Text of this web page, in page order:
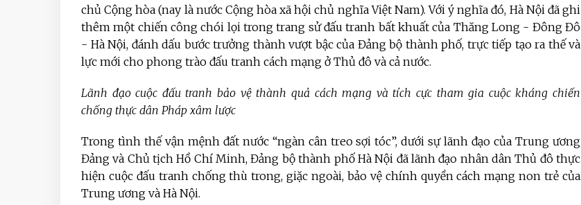
chủ Cộng hòa (nay là nước Cộng hòa xã hội chủ nghĩa Việt Nam). Với ý nghĩa đó, Hà Nội đã ghi
thêm một chiến công chói lọi trong trang sử đấu tranh bất khuất của Thăng Long - Đông Đô
- Hà Nội, đánh dấu bước trưởng thành vượt bậc của Đảng bộ thành phố, trực tiếp tạo ra thế và
lực mới cho phong trào đấu tranh cách mạng ở Thủ đô và cả nước.
Lãnh đạo cuộc đấu tranh bảo vệ thành quả cách mạng và tích cực tham gia cuộc kháng chiến
chống thực dân Pháp xâm lược
Trong tình thế vận mệnh đất nước “ngàn cân treo sợi tóc”, dưới sự lãnh đạo của Trung ương
Đảng và Chủ tịch Hồ Chí Minh, Đảng bộ thành phố Hà Nội đã lãnh đạo nhân dân Thủ đô thực
hiện cuộc đấu tranh chống thù trong, giặc ngoài, bảo vệ chính quyền cách mạng non trẻ của
Trung ương và Hà Nội.